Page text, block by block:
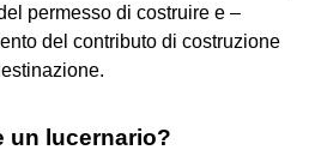
permesso di costruire e –
del contributo di costruzione
un lucernario?